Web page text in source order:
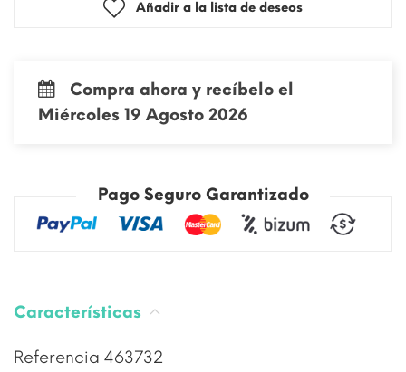
Añadir a la lista de deseos
Compra ahora y recíbelo el
Miércoles 19 Agosto 2026
Pago Seguro Garantizado
Características
Referencia 463732